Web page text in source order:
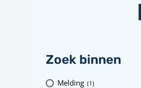
Zoek binnen
Melding (1)